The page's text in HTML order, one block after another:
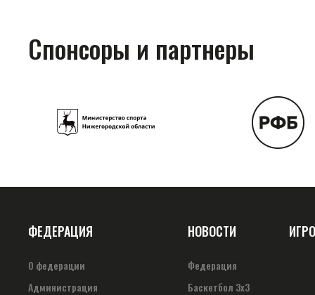
Спонсоры и партнеры
ФЕДЕРАЦИЯ
О федерации
Администрация
НОВОСТИ
Федерация
Баскетбол 3х3